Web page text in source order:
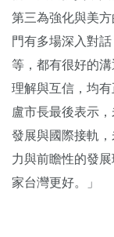
第三為強化與美
門有多場深入對
等，都有很好的
理解與互信，均有
盧市長最後表示
發展與國際接軌
力與前瞻性的發
家台灣更好。」